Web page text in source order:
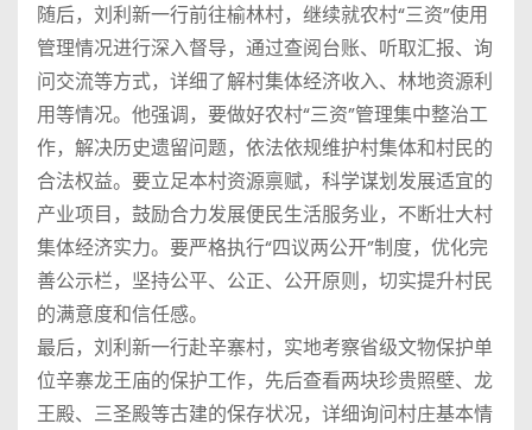
随后，刘利新一行前往榆林村，继续就农村“三资”使用
管理情况进行深入督导，通过查阅台账、听取汇报、询
问交流等方式，详细了解村集体经济收入、林地资源利
用等情况。他强调，要做好农村“三资”管理集中整治工
作，解决历史遗留问题，依法依规维护村集体和村民的
合法权益。要立足本村资源禀赋，科学谋划发展适宜的
产业项目，鼓励合力发展便民生活服务业，不断壮大村
集体经济实力。要严格执行“四议两公开”制度，优化完
善公示栏，坚持公平、公正、公开原则，切实提升村民
的满意度和信任感。
最后，刘利新一行赴辛寨村，实地考察省级文物保护单
位辛寨龙王庙的保护工作，先后查看两块珍贵照壁、龙
王殿、三圣殿等古建的保存状况，详细询问村庄基本情